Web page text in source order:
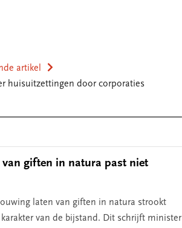
artikel
huisuitzettingen door corporaties
van giften in natura past niet
laten van giften in natura strookt
van de bijstand. Dit schrijft minister